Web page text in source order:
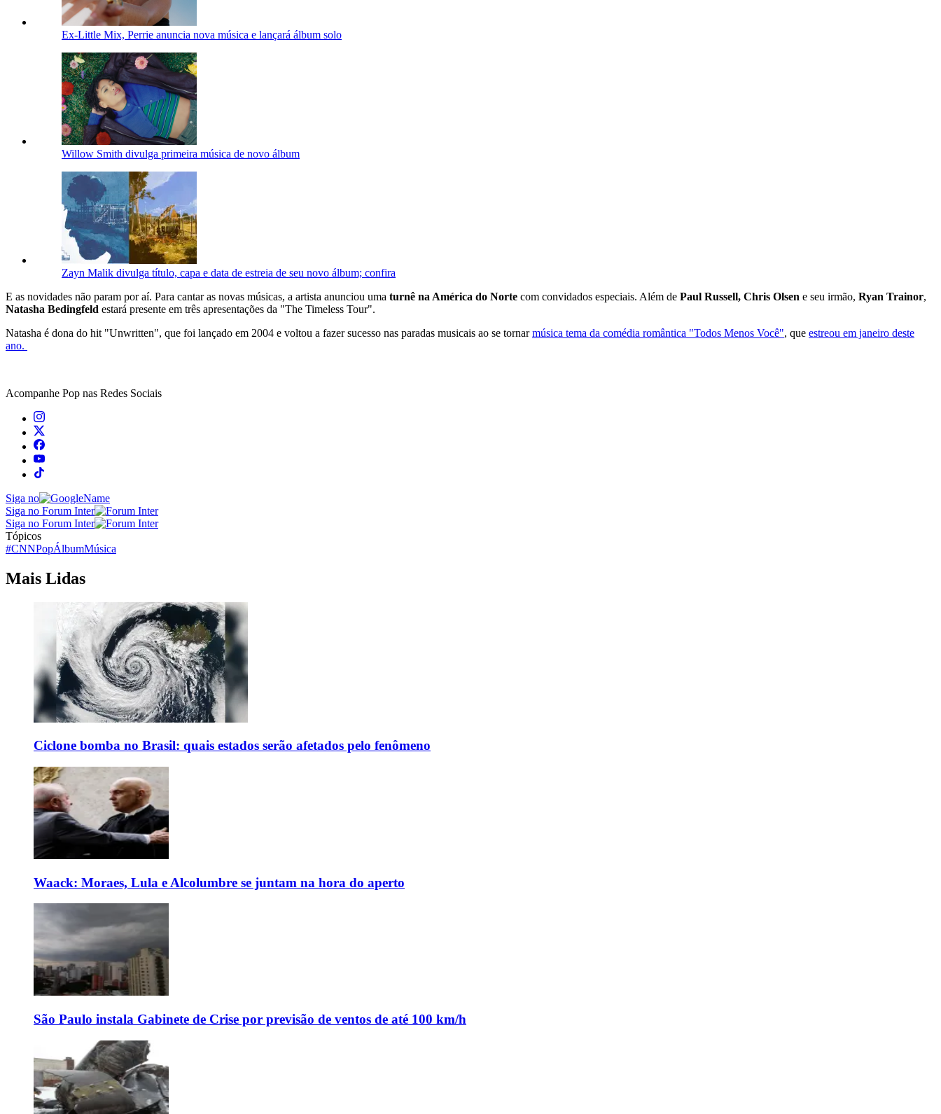
Ex-Little Mix, Perrie anuncia nova música e lançará álbum solo
Willow Smith divulga primeira música de novo álbum
Zayn Malik divulga título, capa e data de estreia de seu novo álbum; confira
E as novidades não param por aí. Para cantar as novas músicas, a artista anunciou uma turnê na América do Norte com convidados especiais. Além de Paul Russell, Chris Olsen e seu irmão, Ryan Trainor,
Natasha Bedingfeld estará presente em três apresentações da "The Timeless Tour".
Natasha é dona do hit "Unwritten", que foi lançado em 2004 e voltou a fazer sucesso nas paradas musicais ao se tornarmúsica tema da comédia romântica "Todos Menos Você", que estreou em janeiro deste
ano.
Acompanhe Pop nas Redes Sociais
Siga no
Siga no Forum Inter
Siga no Forum Inter
Tópicos
#CNNPopÁlbumMúsica
Mais Lidas
Ciclone bomba no Brasil: quais estados serão afetados pelo fenômeno
Waack: Moraes, Lula e Alcolumbre se juntam na hora do aperto
São Paulo instala Gabinete de Crise por previsão de ventos de até 100 km/h